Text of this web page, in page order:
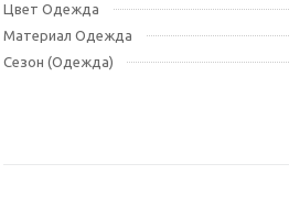
Цвет Одежда
Материал Одежда
Сезон (Одежда)